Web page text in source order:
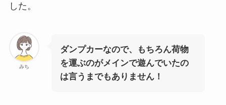
した。
みち
ダンプカーなので、もちろん荷物
を運ぶのがメインで遊んでいたの
は言うまでもありません！